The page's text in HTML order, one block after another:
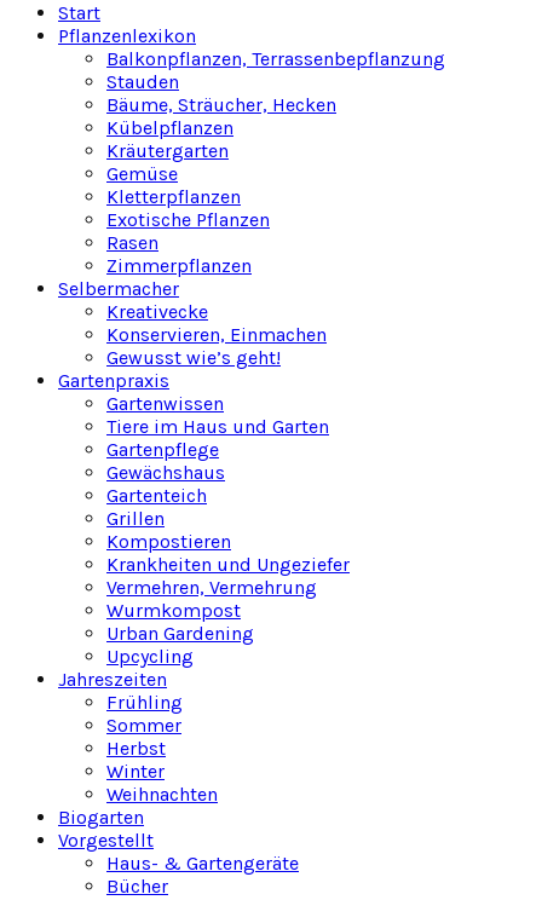
Start
Pflanzenlexikon
Balkonpflanzen, Terrassenbepflanzung
Stauden
Bäume, Sträucher, Hecken
Kübelpflanzen
Kräutergarten
Gemüse
Kletterpflanzen
Exotische Pflanzen
Rasen
Zimmerpflanzen
Selbermacher
Kreativecke
Konservieren, Einmachen
Gewusst wie’s geht!
Gartenpraxis
Gartenwissen
Tiere im Haus und Garten
Gartenpflege
Gewächshaus
Gartenteich
Grillen
Kompostieren
Krankheiten und Ungeziefer
Vermehren, Vermehrung
Wurmkompost
Urban Gardening
Upcycling
Jahreszeiten
Frühling
Sommer
Herbst
Winter
Weihnachten
Biogarten
Vorgestellt
Haus- & Gartengeräte
Bücher